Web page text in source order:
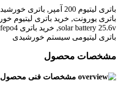
باتری لیتیومی سیستم خورشیدی
مشخصات محصول
مشخصات فنی محصول